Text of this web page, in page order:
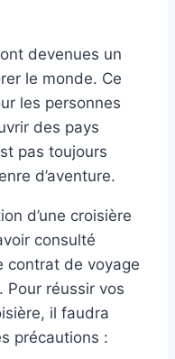
devenues un
le monde. Ce
les personnes
des pays
pas toujours
d’aventure.
d’une croisière
consulté
contrat de voyage
Pour réussir vos
il faudra
précautions :